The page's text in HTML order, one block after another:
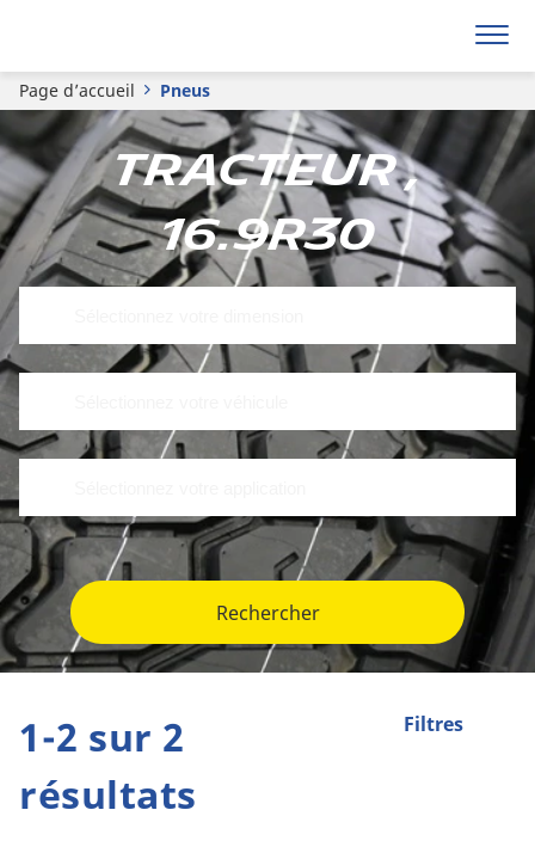
Page d’accueil Pneus
Tracteur ,
16.9R30
Rechercher
Filtres
1-2 sur 2
résultats